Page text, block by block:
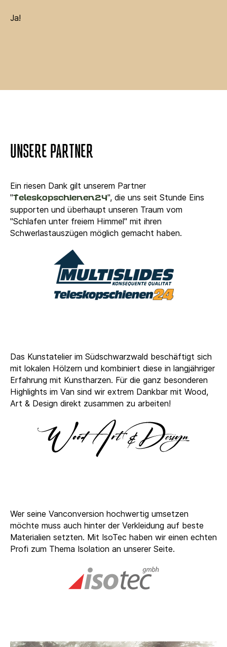
Ja!
UNSERE PARTNER
Ein riesen Dank gilt unserem Partner
"Teleskopschienen24", die uns seit Stunde Eins
supporten und überhaupt unseren Traum vom
"Schlafen unter freiem Himmel" mit ihren
Schwerlastauszügen möglich gemacht haben.
Das Kunstatelier im Südschwarzwald beschäftigt sich
mit lokalen Hölzern und kombiniert diese in langjähriger
Erfahrung mit Kunstharzen. Für die ganz besonderen
Highlights im Van sind wir extrem Dankbar mit Wood,
Art & Design direkt zusammen zu arbeiten!
Wer seine Vanconversion hochwertig umsetzen
möchte muss auch hinter der Verkleidung auf beste
Materialien setzten. Mit IsoTec haben wir einen echten
Profi zum Thema Isolation an unserer Seite.